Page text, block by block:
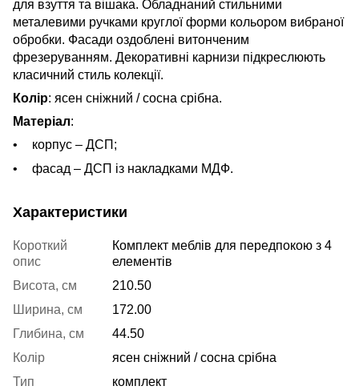
для взуття та вішака. Обладнаний стильними
металевими ручками круглої форми кольором вибраної
обробки. Фасади оздоблені витонченим
фрезеруванням. Декоративні карнизи підкреслюють
класичний стиль колекції.
Колір: ясен сніжний / сосна срібна.
Матеріал:
корпус – ДСП;
фасад – ДСП із накладками МДФ.
Характеристики
Короткий
опис
Комплект меблів для передпокою з 4
елементів
Висота, см
210.50
Ширина, см
172.00
Глибина, см
44.50
Колір
ясен сніжний / сосна срібна
Тип
комплект